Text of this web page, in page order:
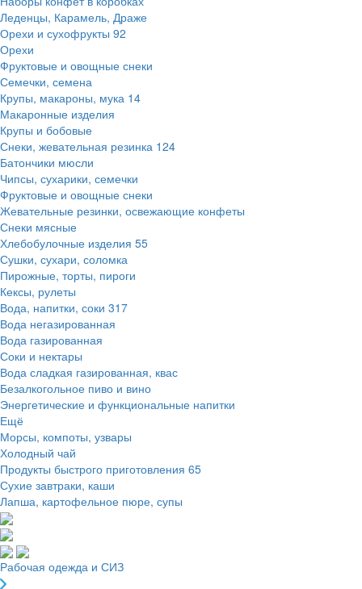
Леденцы, Карамель, Драже
Орехи и сухофрукты 92
Орехи
Фруктовые и овощные снеки
Семечки, семена
Крупы, макароны, мука 14
Макаронные изделия
Крупы и бобовые
Снеки, жевательная резинка 124
Батончики мюсли
Чипсы, сухарики, семечки
Фруктовые и овощные снеки
Жевательные резинки, освежающие конфеты
Снеки мясные
Хлебобулочные изделия 55
Сушки, сухари, соломка
Пирожные, торты, пироги
Кексы, рулеты
Вода, напитки, соки 317
Вода негазированная
Вода газированная
Соки и нектары
Вода сладкая газированная, квас
Безалкогольное пиво и вино
Энергетические и функциональные напитки
Ещё
Морсы, компоты, узвары
Холодный чай
Продукты быстрого приготовления 65
Сухие завтраки, каши
Лапша, картофельное пюре, супы
Рабочая одежда и СИЗ